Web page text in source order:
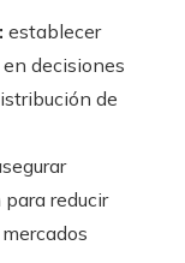
establecer
decisiones
de
reducir